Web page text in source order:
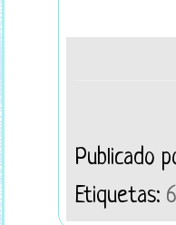
Publicado
Etiquetas: